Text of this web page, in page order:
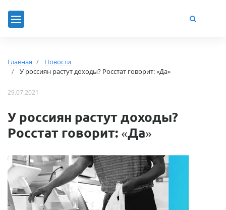
Главная
Новости
У россиян растут доходы? Росстат говорит: «Да»
29.07.2021
У россиян растут доходы?
Росстат говорит: «Да»